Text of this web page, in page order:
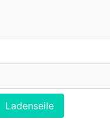
Ladenseile